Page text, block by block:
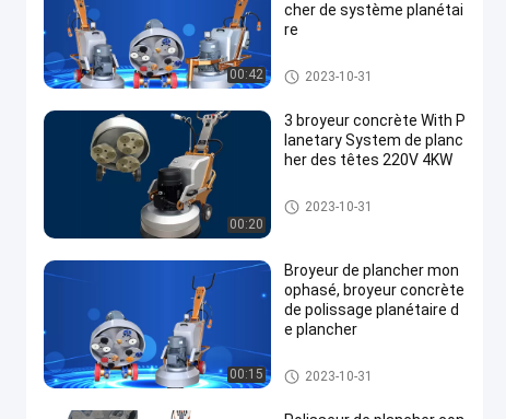
00:42
cher de système planétai
re
Broyeur concrète de plancher
2023-10-31
00:20
3 broyeur concrète With P
lanetary System de planc
her des têtes 220V 4KW
Broyeur concrète de plancher
2023-10-31
00:15
Broyeur de plancher mon
ophasé, broyeur concrète
de polissage planétaire d
e plancher
Broyeur concrète de plancher
2023-10-31